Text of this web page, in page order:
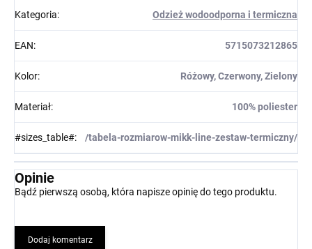
Kategoria: Odzież wodoodporna i termiczna
EAN: 5715073212865
Kolor: Różowy, Czerwony, Zielony
Materiał: 100% poliester
#sizes_table#: /tabela-rozmiarow-mikk-line-zestaw-termiczny/
Opinie
Bądź pierwszą osobą, która napisze opinię do tego produktu.
Dodaj komentarz